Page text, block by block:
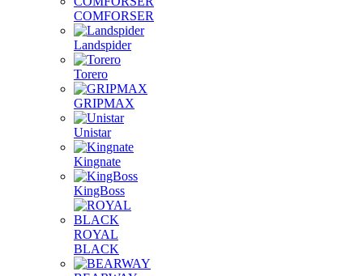
COMFORSER
Landspider
Torero
GRIPMAX
Unistar
Kingnate
KingBoss
ROYAL
BLACK